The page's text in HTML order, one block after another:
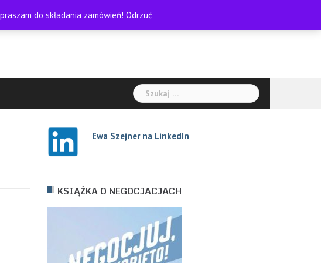
Szukaj:
Ewa Szejner na LinkedIn
KSIĄŻKA O NEGOCJACJACH
do składania zamówień! Odrzuć